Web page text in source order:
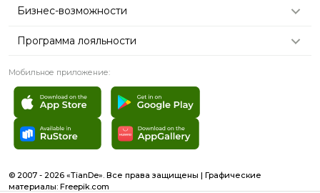
Бизнес-возможности
Программа лояльности
Мобильное приложение:
© 2007 - 2026 «TianDe». Все права защищены | Графические
материалы: Freepik.com